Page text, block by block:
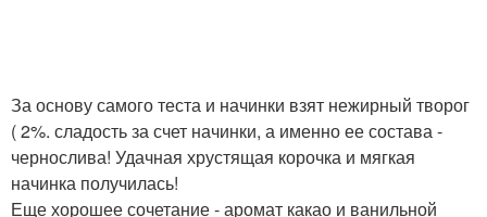
За основу самого теста и начинки взят нежирный творог
( 2%. сладость за счет начинки, а именно ее состава -
чернослива! Удачная хрустящая корочка и мягкая
начинка получилась!
Еще хорошее сочетание - аромат какао и ванильной